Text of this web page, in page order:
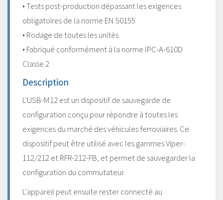
• Tests post-production dépassant les exigences
obligatoires de la norme EN 50155
• Rodage de toutes les unités
• Fabriqué conformément à la norme IPC-A-610D
Classe 2
Description
L'USB-M12 est un dispositif de sauvegarde de
configuration conçu pour répondre à toutes les
exigences du marché des véhicules ferroviaires. Ce
dispositif peut être utilisé avec les gammes Viper-
112/212 et RFR-212-FB, et permet de sauvegarder la
configuration du commutateur.
L'appareil peut ensuite rester connecté au